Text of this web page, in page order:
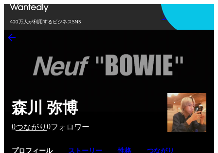
400万人が利用するビジネスSNS
アプリを使う
森川 弥博
0つながり 0フォロワー
プロフィール ストーリー 性格 つながり